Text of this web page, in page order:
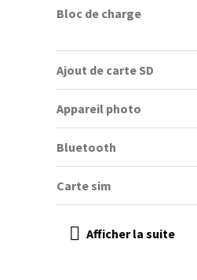
Bloc de charge
Ajout de carte SD
Appareil photo
Bluetooth
Carte sim